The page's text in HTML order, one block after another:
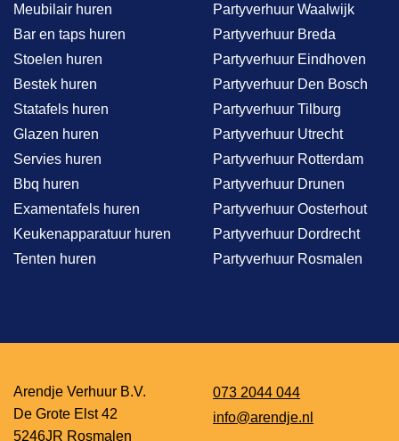
Meubilair huren
Bar en taps huren
Stoelen huren
Bestek huren
Statafels huren
Glazen huren
Servies huren
Bbq huren
Examentafels huren
Keukenapparatuur huren
Tenten huren
Partyverhuur Waalwijk
Partyverhuur Breda
Partyverhuur Eindhoven
Partyverhuur Den Bosch
Partyverhuur Tilburg
Partyverhuur Utrecht
Partyverhuur Rotterdam
Partyverhuur Drunen
Partyverhuur Oosterhout
Partyverhuur Dordrecht
Partyverhuur Rosmalen
Arendje Verhuur B.V.
De Grote Elst 42
5246JR Rosmalen
073 2044 044
info@arendje.nl